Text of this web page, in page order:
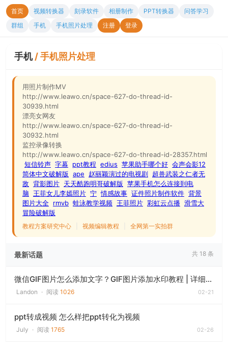
首页 视频转换器 刻录软件 相册制作 PPT转换器
问答学习
群组
手机 手机照片处理 注册 登录
手机 /手机照片处理
用照片制作MV
http://www.leawo.cn/space-627-do-thread-id-
30939.html
漂亮女网友
http://www.leawo.cn/space-627-do-thread-id-
30932.html
监控录像转换
http://www.leawo.cn/space-627-do-thread-id-28357.html
短信铃声 字幕 ppt教程 edius 苹果助手哪个好 会声会影12
简体中文破解版 ape 赵丽颖演过的电视剧 超兽武装之仁者无
敌 背影图片 天天酷跑明哥破解版 苹果手机怎么连接到电
脑
王菲女儿李嫣照片 宁 情感故事 证件照片制作软件 背景
图片大全 rmvb 蛙泳教学视频 王菲照片 彩虹云点播 滑雪大
冒险破解版
教程方案研究中心 视频编辑教程 全网第一实拍群
最新话题 共 18 条
微信GIF图片怎么添加文字？GIF图片添加水印教程 | 详细图文指南
Landon · 阅读 1026 02-21
ppt转成视频 怎么样把ppt转化为视频
July · 阅读 1765 02-26